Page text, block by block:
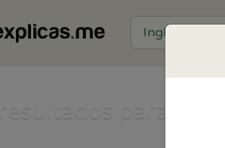
resultados para